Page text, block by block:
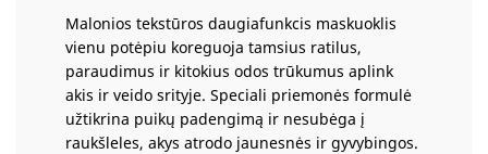
Malonios tekstūros daugiafunkcis maskuoklis
vienu potėpiu koreguoja tamsius ratilus,
paraudimus ir kitokius odos trūkumus aplink
akis ir veido srityje. Speciali priemonės formulė
užtikrina puikų padengimą ir nesubėga į
raukšleles, akys atrodo jaunesnės ir gyvybingos.